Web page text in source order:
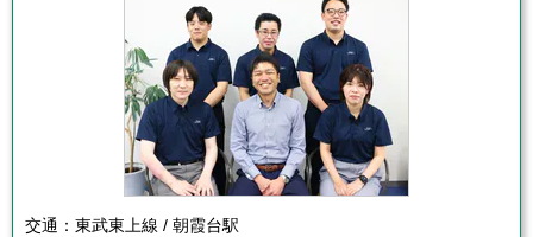
交通： 東武東上線 / 朝霞台駅